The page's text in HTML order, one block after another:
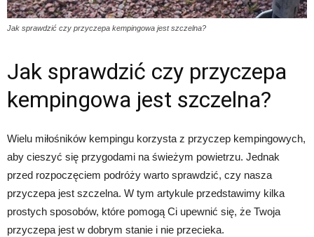
Jak sprawdzić czy przyczepa kempingowa jest szczelna?
Jak sprawdzić czy przyczepa
kempingowa jest szczelna?
Wielu miłośników kempingu korzysta z przyczep kempingowych,
aby cieszyć się przygodami na świeżym powietrzu. Jednak
przed rozpoczęciem podróży warto sprawdzić, czy nasza
przyczepa jest szczelna. W tym artykule przedstawimy kilka
prostych sposobów, które pomogą Ci upewnić się, że Twoja
przyczepa jest w dobrym stanie i nie przecieka.